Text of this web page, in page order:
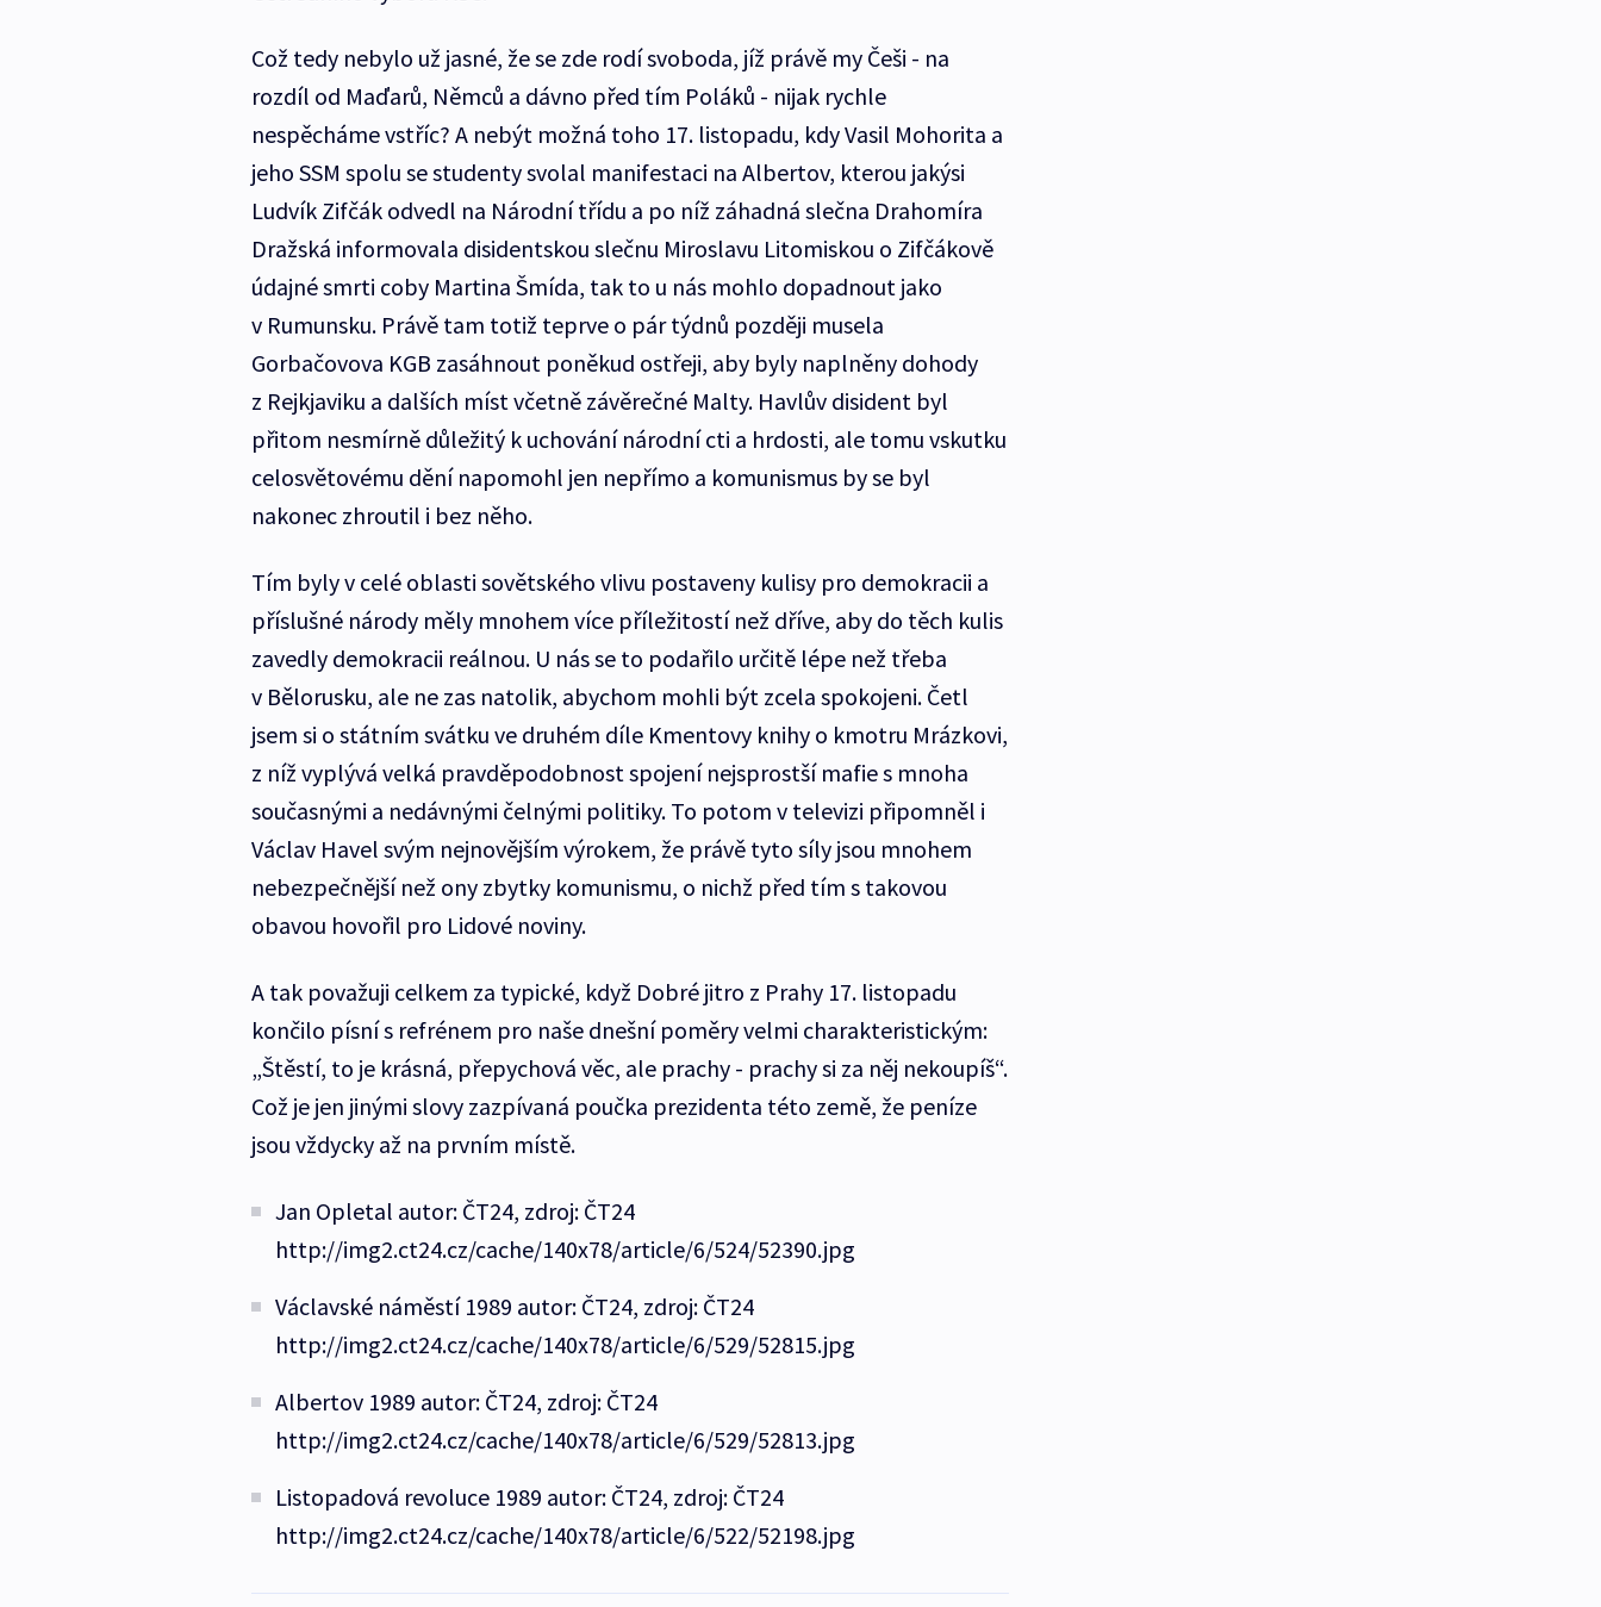
Což tedy nebylo už jasné, že se zde rodí svoboda, jíž právě my Češi - na
rozdíl od Maďarů, Němců a dávno před tím Poláků - nijak rychle
nespěcháme vstříc? A nebýt možná toho 17. listopadu, kdy Vasil Mohorita a
jeho SSM spolu se studenty svolal manifestaci na Albertov, kterou jakýsi
Ludvík Zifčák odvedl na Národní třídu a po níž záhadná slečna Drahomíra
Dražská informovala disidentskou slečnu Miroslavu Litomiskou o Zifčákově
údajné smrti coby Martina Šmída, tak to u nás mohlo dopadnout jako
v Rumunsku. Právě tam totiž teprve o pár týdnů později musela
Gorbačovova KGB zasáhnout poněkud ostřeji, aby byly naplněny dohody
z Rejkjaviku a dalších míst včetně závěrečné Malty. Havlův disident byl
přitom nesmírně důležitý k uchování národní cti a hrdosti, ale tomu vskutku
celosvětovému dění napomohl jen nepřímo a komunismus by se byl
nakonec zhroutil i bez něho.
Tím byly v celé oblasti sovětského vlivu postaveny kulisy pro demokracii a
příslušné národy měly mnohem více příležitostí než dříve, aby do těch kulis
zavedly demokracii reálnou. U nás se to podařilo určitě lépe než třeba
v Bělorusku, ale ne zas natolik, abychom mohli být zcela spokojeni. Četl
jsem si o státním svátku ve druhém díle Kmentovy knihy o kmotru Mrázkovi,
z níž vyplývá velká pravděpodobnost spojení nejsprostší mafie s mnoha
současnými a nedávnými čelnými politiky. To potom v televizi připomněl i
Václav Havel svým nejnovějším výrokem, že právě tyto síly jsou mnohem
nebezpečnější než ony zbytky komunismu, o nichž před tím s takovou
obavou hovořil pro Lidové noviny.
A tak považuji celkem za typické, když Dobré jitro z Prahy 17. listopadu
končilo písní s refrénem pro naše dnešní poměry velmi charakteristickým:
„Štěstí, to je krásná, přepychová věc, ale prachy - prachy si za něj nekoupíš“.
Což je jen jinými slovy zazpívaná poučka prezidenta této země, že peníze
jsou vždycky až na prvním místě.
Jan Opletal autor: ČT24, zdroj: ČT24
http://img2.ct24.cz/cache/140x78/article/6/524/52390.jpg
Václavské náměstí 1989 autor: ČT24, zdroj: ČT24
http://img2.ct24.cz/cache/140x78/article/6/529/52815.jpg
Albertov 1989 autor: ČT24, zdroj: ČT24
http://img2.ct24.cz/cache/140x78/article/6/529/52813.jpg
Listopadová revoluce 1989 autor: ČT24, zdroj: ČT24
http://img2.ct24.cz/cache/140x78/article/6/522/52198.jpg